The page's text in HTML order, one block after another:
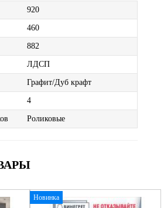
920
460
882
ЛДСП
Графит/Дуб крафт
4
Роликовые
Новинка